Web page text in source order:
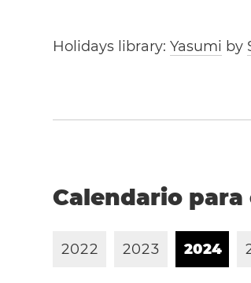
Holidays library:Yasumi by
Calendario
2022 2023 2024